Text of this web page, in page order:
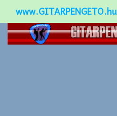
www.GITARPENGETO.hu
Népszerű-